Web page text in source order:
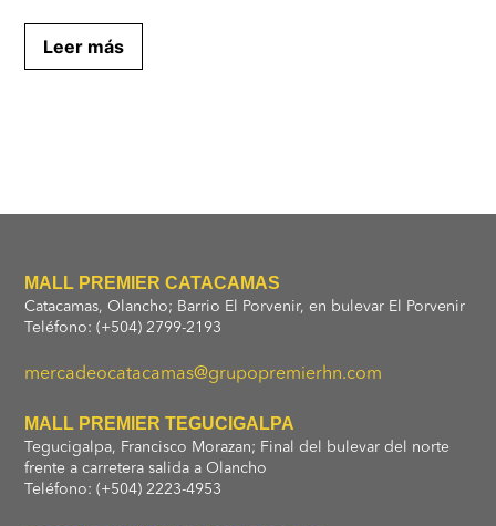
Leer más
MALL PREMIER CATACAMAS
Catacamas, Olancho; Barrio El Porvenir, en bulevar El Porvenir
Teléfono: (+504) 2799-2193
mercadeocatacamas@grupopremierhn.com
MALL PREMIER TEGUCIGALPA
Tegucigalpa, Francisco Morazan; Final del bulevar del norte
frente a carretera salida a Olancho
Teléfono: (+504) 2223-4953